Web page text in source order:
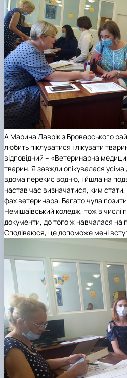
А Марина Лаврік з Броварського
любить піклуватися і лікувати
відповідний – «Ветеринарна
тварин. Я завжди опікувалася
вдома перекис водню, і йшла на
настав час визначатися, ким
фах ветеринара. Багато чула
Немішаївський коледж, тож в
документи, до того ж навчалася на
Сподіваюся, це допоможе мені